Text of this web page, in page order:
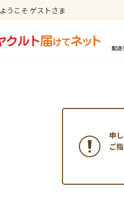
ようこそ ゲストさま
配送
申
ご